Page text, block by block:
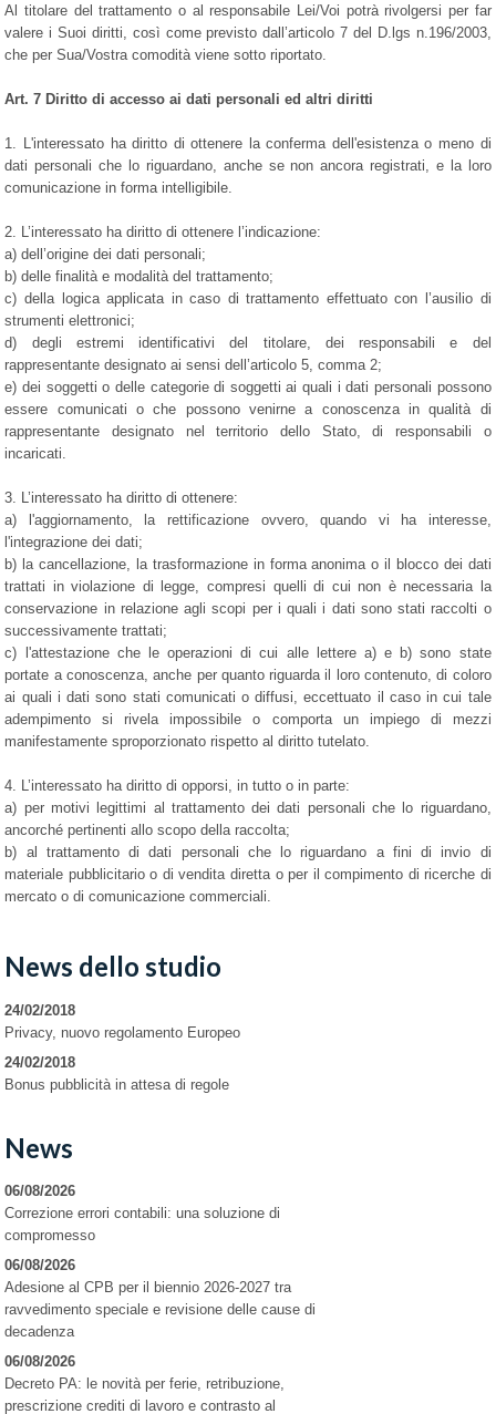
Al titolare del trattamento o al responsabile Lei/Voi potrà rivolgersi per far
valere i Suoi diritti, così come previsto dall’articolo 7 del D.lgs n.196/2003,
che per Sua/Vostra comodità viene sotto riportato.
Art. 7 Diritto di accesso ai dati personali ed altri diritti
1. L'interessato ha diritto di ottenere la conferma dell'esistenza o meno di
dati personali che lo riguardano, anche se non ancora registrati, e la loro
comunicazione in forma intelligibile.
2. L’interessato ha diritto di ottenere l’indicazione:
a) dell’origine dei dati personali;
b) delle finalità e modalità del trattamento;
c) della logica applicata in caso di trattamento effettuato con l’ausilio di
strumenti elettronici;
d) degli estremi identificativi del titolare, dei responsabili e del
rappresentante designato ai sensi dell’articolo 5, comma 2;
e) dei soggetti o delle categorie di soggetti ai quali i dati personali possono
essere comunicati o che possono venirne a conoscenza in qualità di
rappresentante designato nel territorio dello Stato, di responsabili o
incaricati.
3. L’interessato ha diritto di ottenere:
a) l'aggiornamento, la rettificazione ovvero, quando vi ha interesse,
l'integrazione dei dati;
b) la cancellazione, la trasformazione in forma anonima o il blocco dei dati
trattati in violazione di legge, compresi quelli di cui non è necessaria la
conservazione in relazione agli scopi per i quali i dati sono stati raccolti o
successivamente trattati;
c) l'attestazione che le operazioni di cui alle lettere a) e b) sono state
portate a conoscenza, anche per quanto riguarda il loro contenuto, di coloro
ai quali i dati sono stati comunicati o diffusi, eccettuato il caso in cui tale
adempimento si rivela impossibile o comporta un impiego di mezzi
manifestamente sproporzionato rispetto al diritto tutelato.
4. L’interessato ha diritto di opporsi, in tutto o in parte:
a) per motivi legittimi al trattamento dei dati personali che lo riguardano,
ancorché pertinenti allo scopo della raccolta;
b) al trattamento di dati personali che lo riguardano a fini di invio di
materiale pubblicitario o di vendita diretta o per il compimento di ricerche di
mercato o di comunicazione commerciali.
News dello studio
24/02/2018
Privacy, nuovo regolamento Europeo
24/02/2018
Bonus pubblicità in attesa di regole
News
06/08/2026
Correzione errori contabili: una soluzione di
compromesso
06/08/2026
Adesione al CPB per il biennio 2026-2027 tra
ravvedimento speciale e revisione delle cause di
decadenza
06/08/2026
Decreto PA: le novità per ferie, retribuzione,
prescrizione crediti di lavoro e contrasto al